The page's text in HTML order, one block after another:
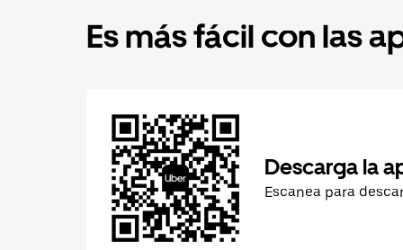
Es más fácil con las
Descarga la
Escanea para